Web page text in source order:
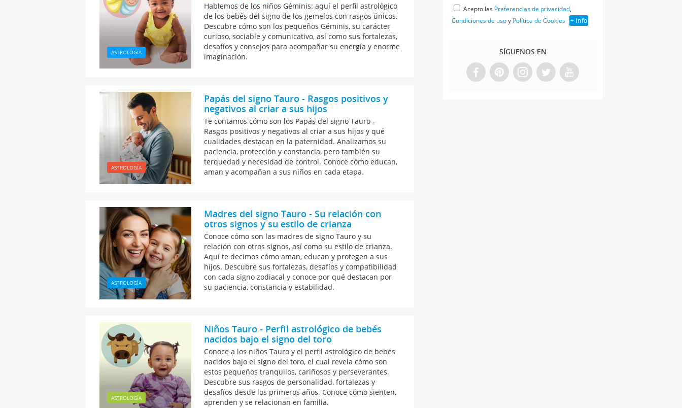
ASTROLOGÍA
Hablemos de los niños Géminis: aquí el perfil astrológico
de los bebés del signo de los gemelos con rasgos únicos.
Descubre cómo son los pequeños Géminis, su carácter
curioso, sociable y comunicativo, así como sus fortalezas,
desafíos y consejos para acompañar su energía y enorme
imaginación.
ASTROLOGÍA
Papás del signo Tauro - Rasgos positivos y
negativos al criar a sus hijos
Te contamos cómo son los Papás del signo Tauro -
Rasgos positivos y negativos al criar a sus hijos y qué
cualidades destacan en la paternidad. Analizamos su
paciencia, protección y constancia, pero también su
terquedad y necesidad de control. Conoce cómo educan,
aman y acompañan a sus niños en cada etapa.
ASTROLOGÍA
Madres del signo Tauro - Su relación con
otros signos y su estilo de crianza
Conoce cómo son las madres de signo Tauro y su
relación con otros signos, así como su estilo de crianza.
Aquí te decimos cómo aman, educan y protegen a sus
hijos. Descubre sus fortalezas, desafíos y compatibilidad
con cada signo zodiacal y conoce por qué destacan por
su paciencia, constancia y estabilidad.
ASTROLOGÍA
Niños Tauro - Perfil astrológico de bebés
nacidos bajo el signo del toro
Conoce a los niños Tauro y el perfil astrológico de bebés
nacidos bajo el signo del toro, el cual revela cómo son
estos pequeños tranquilos, cariñosos y perseverantes.
Descubre sus rasgos de personalidad, fortalezas y
desafíos desde los primeros años. Conoce cómo sienten,
aprenden y se relacionan en familia.
Acepto las Preferencias de privacidad,
Condiciones de usoy Política de Cookies + Info
SÍGUENOS EN